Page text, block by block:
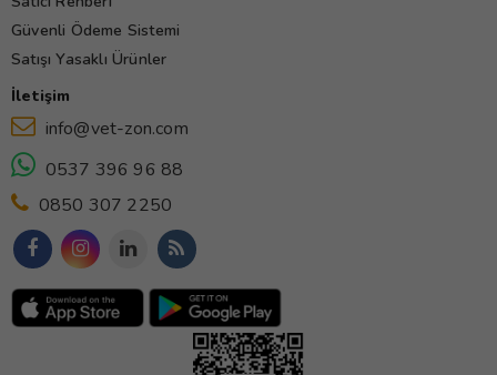
Güvenli Ödeme Sistemi
Satışı Yasaklı Ürünler
İletişim
info@vet-zon.com
0537 396 96 88
0850 307 2250